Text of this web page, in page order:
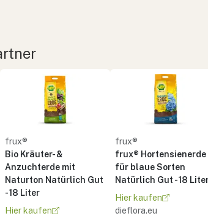
frux®
Bio Kräuter- &
Anzuchterde mit
Naturton Natürlich Gut
- 18 Liter
Hier kaufen
frux®
frux® Hortensienerde
für blaue Sorten
Natürlich Gut - 18
Hier kaufen
dieflora.eu